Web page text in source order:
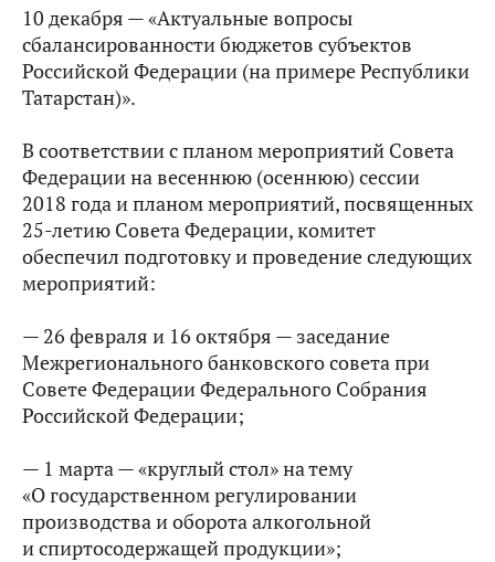
10 декабря — «Актуальные вопросы
сбалансированности бюджетов субъектов
Российской Федерации (на примере Республики
Татарстан)».
В соответствии с планом мероприятий Совета
Федерации на весеннюю (осеннюю) сессии
2018 года и планом мероприятий, посвященных
25-летию Совета Федерации, комитет
обеспечил подготовку и проведение следующих
мероприятий:
— 26 февраля и 16 октября — заседание
Межрегионального банковского совета при
Совете Федерации Федерального Собрания
Российской Федерации;
— 1 марта — «круглый стол» на тему
«О государственном регулировании
производства и оборота алкогольной
и спиртосодержащей продукции»;